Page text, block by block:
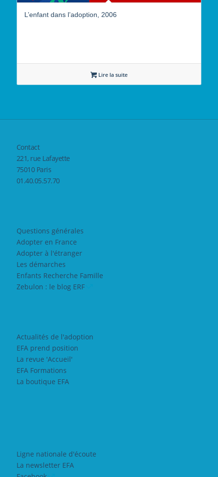
L’enfant dans l’adoption, 2006
Lire la suite
Contact
221, rue Lafayette
75010 Paris
01.40.05.57.70
Questions générales
Adopter en France
Adopter à l'étranger
Les démarches
Enfants Recherche Famille
Zebulon : le blog ERF
Actualités de l'adoption
EFA prend position
La revue 'Accueil'
EFA Formations
La boutique EFA
Ligne nationale d'écoute
La newsletter EFA